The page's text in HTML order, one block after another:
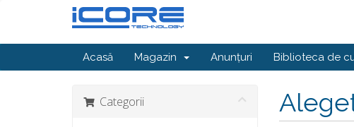
Acasă Magazin Anunțuri Biblioteca de
Categorii